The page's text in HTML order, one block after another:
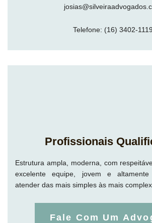
Telefone: (16) 3402-1119
Profissionais
Estrutura ampla, moderna, com
excelente equipe, jovem e
atender das mais simples às mais
Fale Com Um